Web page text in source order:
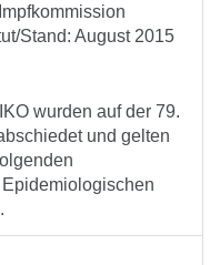
Stand: August 2015
wurden auf der 79.
und gelten